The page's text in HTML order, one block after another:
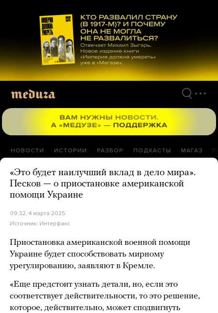
материалам
НОВОСТИ ИСТОРИИ РАЗБОР ПОДКАСТЫ МАГАЗ
«Это будет наилучший вклад в дело мира».
Песков — о приостановке американской
помощи Украине
09:32, 4 марта 2025
Источник: Интерфакс
Приостановка американской военной помощи
Украине будет способствовать мирному
урегулированию, заявляют в Кремле.
«Еще предстоит узнать детали, но, если это
соответствует действительности, то это решение,
которое, действительно, может сподвигнуть